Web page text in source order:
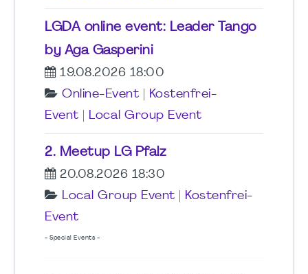
LGDA online event: Leader Tango
by Aga Gasperini
19.08.2026 18:00
Online-Event
Kostenfrei-
Event
Local Group Event
2. Meetup LG Pfalz
20.08.2026 18:30
Local Group Event
Kostenfrei-
Event
- Special Events -